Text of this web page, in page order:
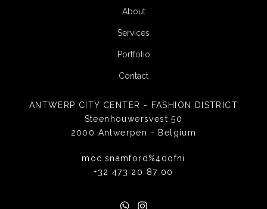
About
Services
Portfolio
Contact
ANTWERP CITY CENTER - FASHION DISTRICT
Steenhouwersvest 50
2000 Antwerpen - Belgium
moc.snamford%40ofni
+32 473 20 87 00